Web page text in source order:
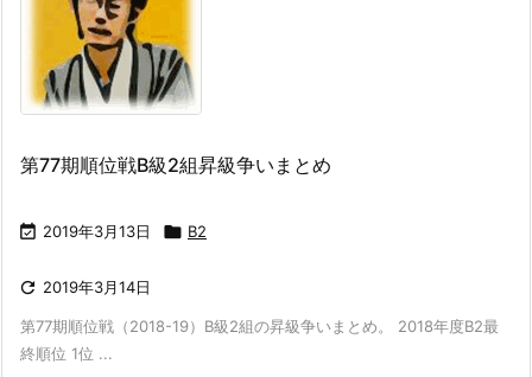
第77期順位戦B級2組昇級争いまとめ
 2019年3月13日  B2
 2019年3月14日
第77期順位戦（2018-19）B級2組の昇級争いまとめ。 2018年度B2最
終順位 1位 ...